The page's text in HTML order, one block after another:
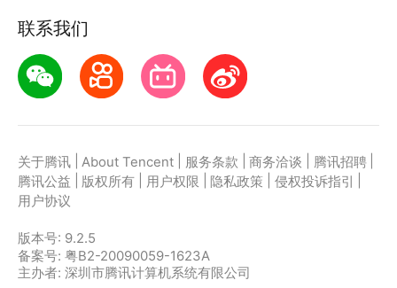
联系我们
关于腾讯 About Tencent 服务条款 商务洽谈 腾讯招聘
腾讯公益
版权所有 用户权限 隐私政策 侵权投诉指引
用户协议
版本号: 9.2.5
备案号: 粤B2-20090059-1623A
主办者: 深圳市腾讯计算机系统有限公司